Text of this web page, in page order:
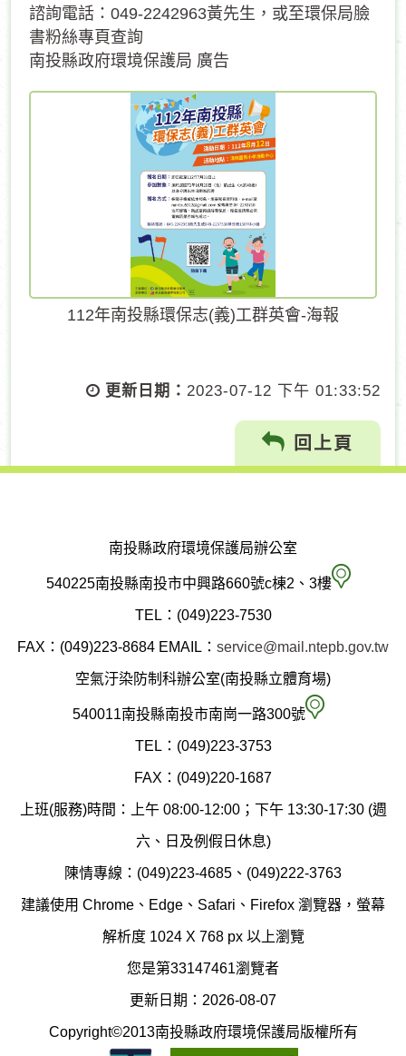
諮詢電話：049-2242963黃先生，或至環保局臉
書粉絲專頁查詢
南投縣政府環境保護局 廣告
112年南投縣環保志(義)工群英會-海報
更新日期： 2023-07-12 下午 01:33:52
回上頁
南投縣政府環境保護局辦公室
540225南投縣南投市中興路660號c棟2、3樓 南
縣
保
局
圖
TEL：(049)223-7530
FAX：(049)223-8684 EMAIL： service@mail.ntepb.gov.tw
空氣汙染防制科辦公室(南投縣立體育場)
540011南投縣南投市南崗一路300號 空
染
制
科
(南
TEL：(049)223-3753
FAX：(049)220-1687
上班(服務)時間：上午 08:00-12:00；下午 13:30-17:30 (週
六、日及例假日休息)
陳情專線：(049)223-4685、(049)222-3763
建議使用 Chrome、Edge、Safari、Firefox 瀏覽器，螢幕
解析度 1024 X 768 px 以上瀏覽
您是第33147461瀏覽者
更新日期：2026-08-07
Copyright©2013南投縣政府環境保護局版權所有